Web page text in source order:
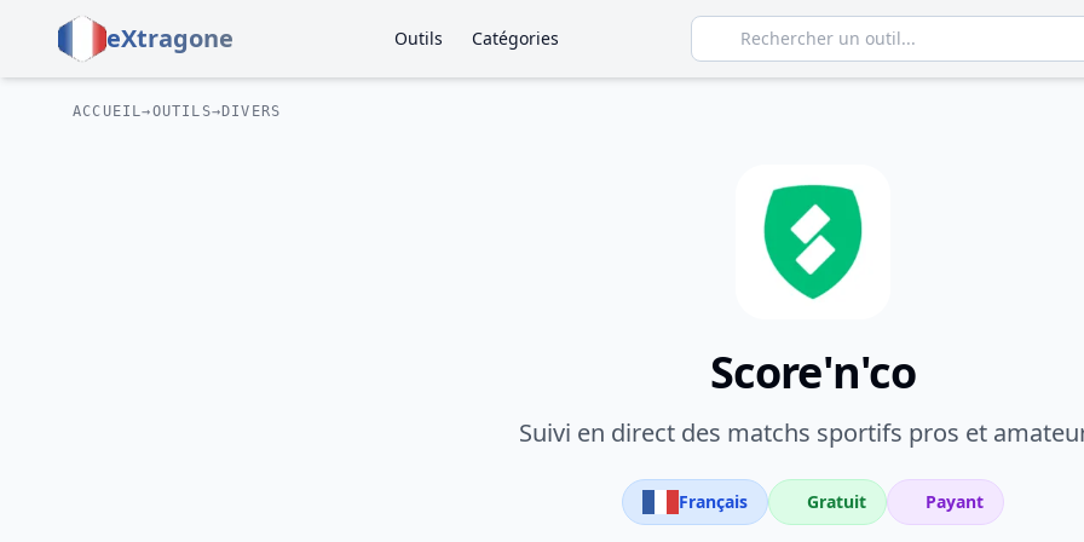
eXtragone Outils Catégories
ACCUEIL→OUTILS→ DIVERS
Score'n'co
Suivi en direct des matchs sportifs pros et
Français Gratuit Payant